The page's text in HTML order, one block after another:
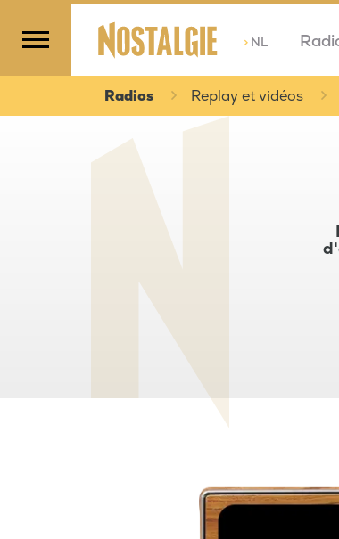
>NL
Radios Replay et vidéos